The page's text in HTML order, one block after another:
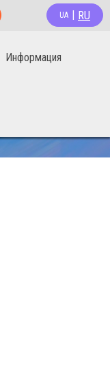
UA RU
Информация